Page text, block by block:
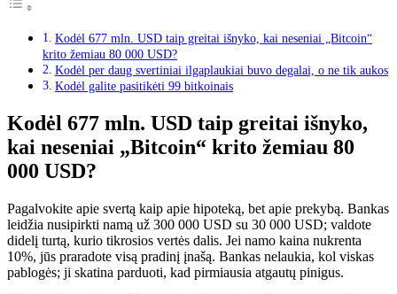
Kodėl 677 mln. USD taip greitai išnyko, kai neseniai „Bitcoin“
krito žemiau 80 000 USD?
Kodėl per daug svertiniai ilgaplaukiai buvo degalai, o ne tik aukos
Kodėl galite pasitikėti 99 bitkoinais
Kodėl 677 mln. USD taip greitai išnyko,
kai neseniai „Bitcoin“ krito žemiau 80
000 USD?
Pagalvokite apie svertą kaip apie hipoteką, bet apie prekybą. Bankas
leidžia nusipirkti namą už 300 000 USD su 30 000 USD; valdote
didelį turtą, kurio tikrosios vertės dalis. Jei namo kaina nukrenta
10%, jūs praradote visą pradinį įnašą. Bankas nelaukia, kol viskas
pablogės; ji skatina parduoti, kad pirmiausia atgautų pinigus.